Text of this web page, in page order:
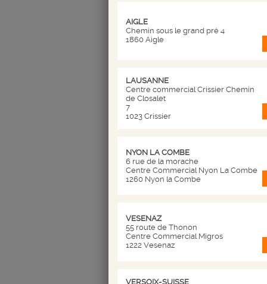
Utilisation des données à
Vos informations
Les informations récoltées
lesquels elles furent
NICOLAS SUISSE collecte
destinataire de la
NICOLAS Suisse
Les données personnelles
Traitées légitimement et
Recueillies seulement pour
Appropriées, justes, non
Gardées sous une forme
besoins desquels les
Sujettes aux moyens
accidentelle ou illégale ou
clientèle du service de
AIGLE
Chemin sous le grand pré 4
1860 Aigle
LAUSANNE
Centre commercial Crissier Chemin
de Closalet
7
1023 Crissier
NYON LA COMBE
6 rue de la morache
Centre Commercial Nyon La Combe
1260 Nyon la Combe
VESENAZ
55 route de Thonon
Centre Commercial Migros
1222 Vesenaz
VERSOIX-SUISSE